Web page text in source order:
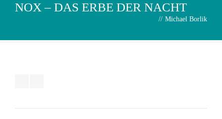
NOX – DAS ERBE DER NACHT
// Michael Borlik